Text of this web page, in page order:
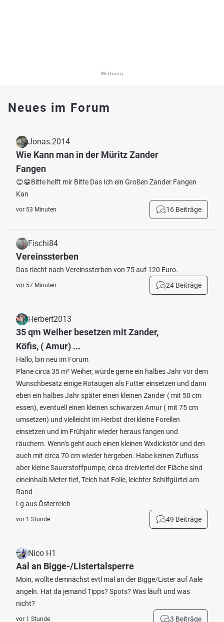
Werbung
Neues im Forum
Jonas.2014
Wie Kann man in der Müritz Zander
Fangen
😊😁Bitte helft mir Bitte Das Ich ein Großen Zander Fangen
Kan
vor 53 Minuten 16 Beiträge
Fischi84
Vereinssterben
Das riecht nach Vereinssterben von 75 auf 120 Euro.
vor 57 Minuten 24 Beiträge
Herbert2013
35 qm Weiher besetzen mit Zander,
Köfis, ( Amur) ...
Hallo, bin neu im Forum
Plane circa 35 m² Weiher, würde gerne ein halbes Jahr vor dem
Wunschbesatz einige Rotaugen als Futter einsetzen und dann
eben ein halbes Jahr später einen kleinen Zander ( mit 50 cm
essen), eventuell einen kleinen schwarzen Amur ( mit 75 cm
umsetzen) und vielleicht im Herbst drei kleine Forellen
einsetzen und im Frühjahr wieder heraus fangen und
räuchern. Wenn’s geht auch einen kleinen Wxdickstör und den
auch mit circa 70 cm wieder hergeben. Habe keinen Zufluss
aber kleine Sauerstoffpumpe, circa dreiviertel der Fläche sind
eineinhalb Meter tief, Teich hat Folie, leichter Schilfgürtel am
Rand
Lg aus Österreich
vor 1 Stunde 49 Beiträge
Nico H1
Aal an Bigge-/Listertalsperre
Moin, wollte demnächst evtl mal an der Bigge/Lister auf Aale
angeln. Hat da jemand Tipps? Spots? Was läuft und was
nicht?
vor 1 Stunde 3 Beiträge